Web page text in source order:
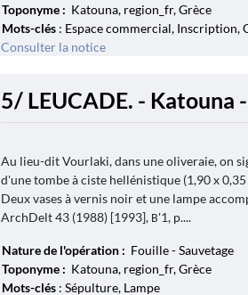
Toponyme : Katouna, region_fr, Grèce
Mots-clés : Espace commercial, Inscription,
Consulter la notice
5/ LEUCADE. - Katouna
Au lieu-dit Vourlaki, dans une oliveraie, on
d'une tombe à ciste hellénistique (1,90 x
Deux vases à vernis noir et une lampe
ArchDelt 43 (1988) [1993], Β'1, p....
Nature de l'opération : Fouille - Sauvetage
Toponyme : Katouna, region_fr, Grèce
Mots-clés : Sépulture, Lampe